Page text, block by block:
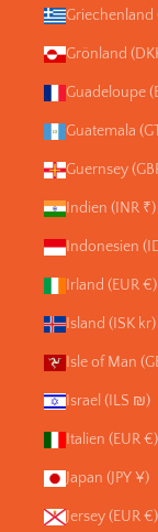
Griechenland
Grönland
Guadeloupe
Guatemala
Guernsey
Indien (INR ₹)
Indonesien
Irland (EUR €)
Island (ISK kr)
Isle of Man
Israel (ILS ₪)
Italien (EUR €)
Japan (JPY ¥)
Jersey (EUR €)